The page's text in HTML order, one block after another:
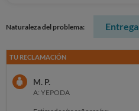
Naturaleza del problema: Entrega
TU RECLAMACIÓN
M. P.
A: YEPODA